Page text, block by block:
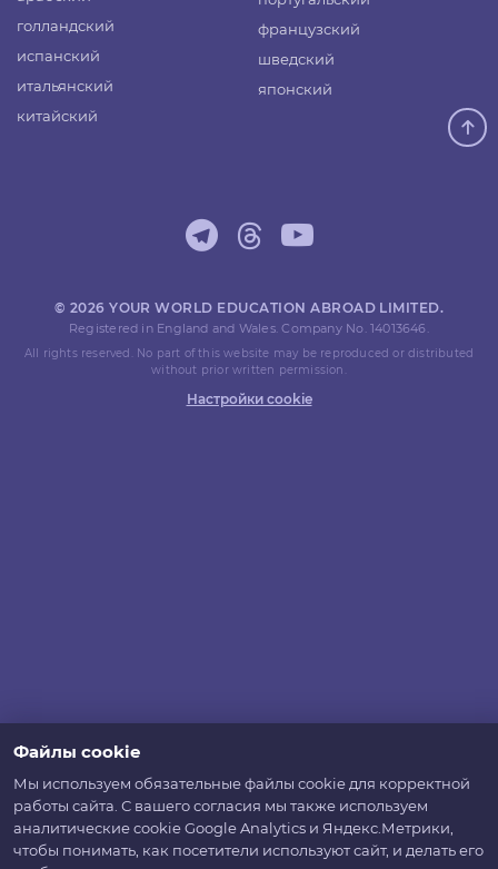
голландский
испанский
итальянский
китайский
французский
шведский
японский
© 2026 YOUR WORLD EDUCATION ABROAD LIMITED.
Registered in England and Wales. Company No. 14013646.
All rights reserved. No part of this website may be reproduced or distributed
without prior written permission.
Настройки cookie
Файлы cookie
Мы используем обязательные файлы cookie для корректной
работы сайта. С вашего согласия мы также используем
аналитические cookie Google Analytics и Яндекс.Метрики,
чтобы понимать, как посетители используют сайт, и делать его